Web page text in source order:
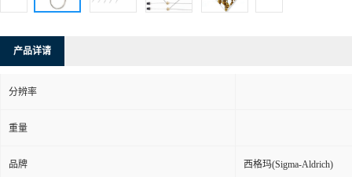
产品详请
分辨率
重量
品牌 西格玛(Sigma-Aldrich)